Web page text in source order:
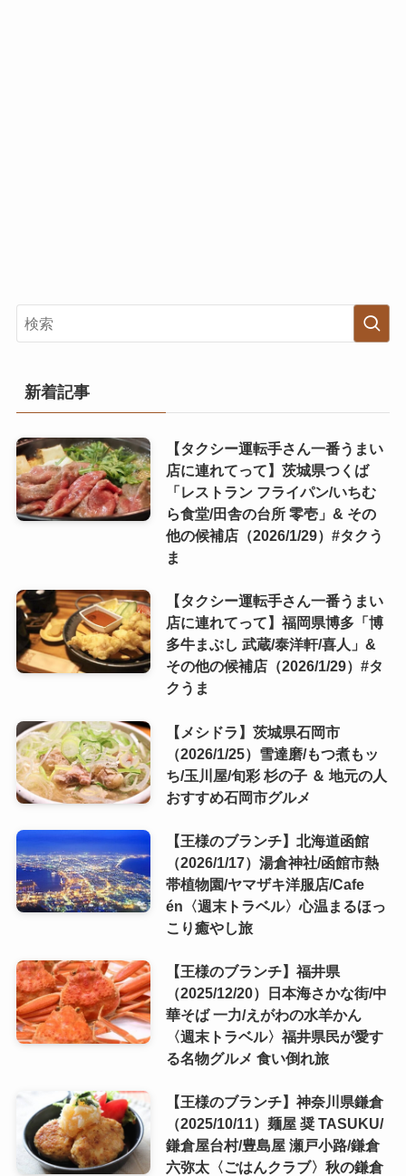
新着記事
【タクシー運転手さん一番うまい
店に連れてって】茨城県つくば
「レストラン フライパン/いちむ
ら食堂/田舎の台所 零壱」& その
他の候補店（2026/1/29）#タクう
ま
【タクシー運転手さん一番うまい
店に連れてって】福岡県博多「博
多牛まぶし 武蔵/泰洋軒/喜人」&
その他の候補店（2026/1/29）#タ
クうま
【メシドラ】茨城県石岡市
（2026/1/25）雪達磨/もつ煮もッ
ち/玉川屋/旬彩 杉の子 ＆ 地元の人
おすすめ石岡市グルメ
【王様のブランチ】北海道函館
（2026/1/17）湯倉神社/函館市熱
帯植物園/ヤマザキ洋服店/Cafe
én〈週末トラベル〉心温まるほっ
こり癒やし旅
【王様のブランチ】福井県
（2025/12/20）日本海さかな街/中
華そば 一力/えがわの水羊かん
〈週末トラベル〉福井県民が愛す
る名物グルメ 食い倒れ旅
【王様のブランチ】神奈川県鎌倉
（2025/10/11）麺屋 奨 TASUKU/
鎌倉屋台村/豊島屋 瀬戸小路/鎌倉
六弥太〈ごはんクラブ〉秋の鎌倉